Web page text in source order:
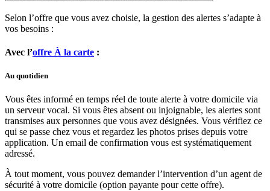
Selon l’offre que vous avez choisie, la gestion des alertes s’adapte à
vos besoins :
Avec l’offre À la carte :
Au quotidien
Vous êtes informé en temps réel de toute alerte à votre domicile via
un serveur vocal. Si vous êtes absent ou injoignable, les alertes sont
transmises aux personnes que vous avez désignées. Vous vérifiez ce
qui se passe chez vous et regardez les photos prises depuis votre
application. Un email de confirmation vous est systématiquement
adressé.
À tout moment, vous pouvez demander l’intervention d’un agent de
sécurité à votre domicile (option payante pour cette offre).